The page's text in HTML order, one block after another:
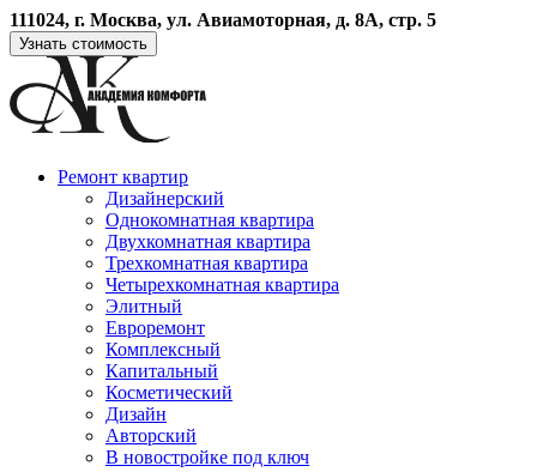
111024, г. Москва, ул. Авиамоторная, д. 8А, стр. 5
Узнать стоимость
Ремонт квартир
Дизайнерский
Однокомнатная квартира
Двухкомнатная квартира
Трехкомнатная квартира
Четырехкомнатная квартира
Элитный
Евроремонт
Комплексный
Капитальный
Косметический
Дизайн
Авторский
В новостройке под ключ